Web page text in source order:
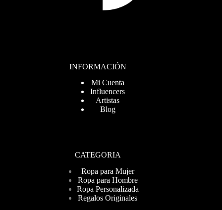
INFORMACIÓN
Mi Cuenta
Influencers
Artistas
Blog
CATEGORIA
Ropa para Mujer
Ropa para Hombre
Ropa Personalizada
Regalos Originales